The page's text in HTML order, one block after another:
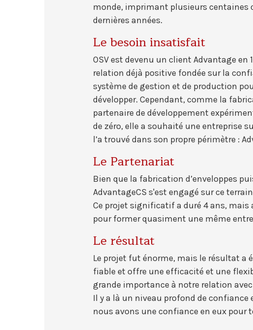
monde, imprimant plusieurs centaines
dernières années.
Le besoin insatisfait
OSV est devenu un client Advantage en
relation déjà positive fondée sur la
système de gestion et de production
développer. Cependant, comme la
partenaire de développement
de zéro, elle a souhaité une entreprise
l’a trouvé dans son propre périmètre :
Le Partenariat
Bien que la fabrication d’enveloppes
AdvantageCS s'est engagé sur ce
Ce projet significatif a duré 4 ans, mais
pour former quasiment une même
Le résultat
Le projet fut énorme, mais le résultat a
fiable et offre une efficacité et une
grande importance à notre relation
Il y a là un niveau profond de confiance
nous avons une confiance en eux pour